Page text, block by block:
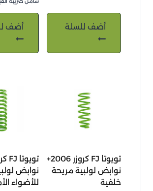
أضف للسلة أضف
تويوتا FJ كروزر 2006+
نوابض لولبية مريحة
خلفية
نوابض
للأضواء